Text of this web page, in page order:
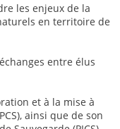
les enjeux de la
en territoire de
entre élus
et à la mise à
ainsi que de son